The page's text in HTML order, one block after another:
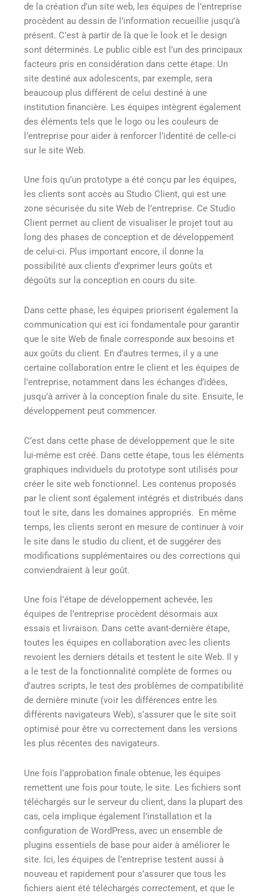
de la création d’un site web, les équipes de l’entreprise
procèdent au dessin de l’information recueillie jusqu’à
présent. C’est à partir de là que le look et le design
sont déterminés. Le public cible est l’un des principaux
facteurs pris en considération dans cette étape. Un
site destiné aux adolescents, par exemple, sera
beaucoup plus différent de celui destiné à une
institution financière. Les équipes intègrent également
des éléments tels que le logo ou les couleurs de
l’entreprise pour aider à renforcer l’identité de celle-ci
sur le site Web.
Une fois qu’un prototype a été conçu par les équipes,
les clients sont accès au Studio Client, qui est une
zone sécurisée du site Web de l’entreprise. Ce Studio
Client permet au client de visualiser le projet tout au
long des phases de conception et de développement
de celui-ci. Plus important encore, il donne la
possibilité aux clients d’exprimer leurs goûts et
dégoûts sur la conception en cours du site.
Dans cette phase, les équipes priorisent également la
communication qui est ici fondamentale pour garantir
que le site Web de finale corresponde aux besoins et
aux goûts du client. En d’autres termes, il y a une
certaine collaboration entre le client et les équipes de
l’entreprise, notamment dans les échanges d’idées,
jusqu’à arriver à la conception finale du site. Ensuite, le
développement peut commencer.
C’est dans cette phase de développement que le site
lui-même est créé. Dans cette étape, tous les éléments
graphiques individuels du prototype sont utilisés pour
créer le site web fonctionnel. Les contenus proposés
par le client sont également intégrés et distribués dans
tout le site, dans les domaines appropriés. En même
temps, les clients seront en mesure de continuer à voir
le site dans le studio du client, et de suggérer des
modifications supplémentaires ou des corrections qui
conviendraient à leur goût.
Une fois l’étape de développement achevée, les
équipes de l’entreprise procèdent désormais aux
essais et livraison. Dans cette avant-dernière étape,
toutes les équipes en collaboration avec les clients
revoient les derniers détails et testent le site Web. Il y
a le test de la fonctionnalité complète de formes ou
d’autres scripts, le test des problèmes de compatibilité
de dernière minute (voir les différences entre les
différents navigateurs Web), s’assurer que le site soit
optimisé pour être vu correctement dans les versions
les plus récentes des navigateurs.
Une fois l’approbation finale obtenue, les équipes
remettent une fois pour toute, le site. Les fichiers sont
téléchargés sur le serveur du client, dans la plupart des
cas, cela implique également l’installation et la
configuration de WordPress, avec un ensemble de
plugins essentiels de base pour aider à améliorer le
site. Ici, les équipes de l’entreprise testent aussi à
nouveau et rapidement pour s’assurer que tous les
fichiers aient été téléchargés correctement, et que le